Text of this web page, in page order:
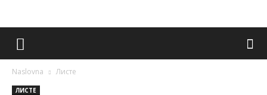
Naslovna Листе
ЛИСТЕ